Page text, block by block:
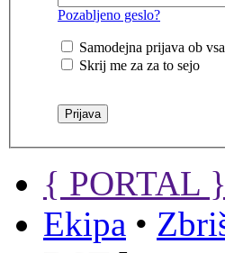
Pozabljeno geslo?
Samodejna prijava ob
Skrij me za za to sejo
{ PORTAL }
Ekipa •